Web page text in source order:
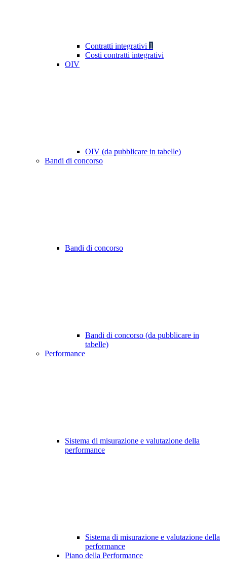
Contratti integrativi 1
Costi contratti integrativi
OIV
OIV (da pubblicare in tabelle)
Bandi di concorso
Bandi di concorso
Bandi di concorso (da pubblicare in
tabelle)
Performance
Sistema di misurazione e valutazione della
performance
Sistema di misurazione e valutazione della
performance
Piano della Performance